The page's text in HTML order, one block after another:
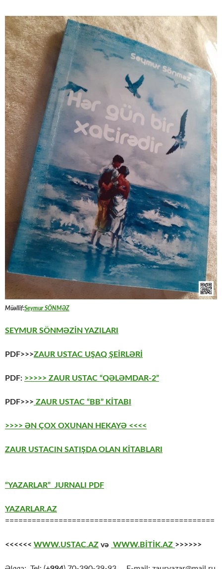
Müəllif:Seymur SÖNMƏZ
SEYMUR SÖNMƏZİN YAZILARI
PDF>>>ZAUR USTAC UŞAQ ŞEİRLƏRİ
PDF: >>>>> ZAUR USTAC “QƏLƏMDAR-2”
PDF>>> ZAUR USTAC “BB” KİTABI
>>>> ƏN ÇOX OXUNAN HEKAYƏ <<<<
ZAUR USTACIN SATIŞDA OLAN KİTABLARI
“YAZARLAR” JURNALI PDF
YAZARLAR.AZ
===============================================
<<<<<< WWW.USTAC.AZ və WWW.BİTİK.AZ >>>>>>